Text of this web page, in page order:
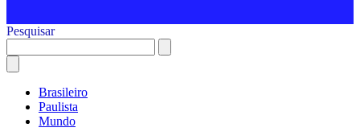
Pesquisar
Brasileiro
Paulista
Mundo